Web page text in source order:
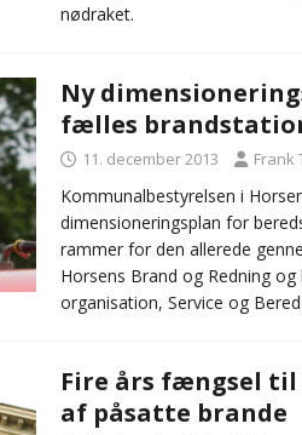
nødraket.
Ny
fælles
11. december 2013 Frank
Kommunalbestyrelsen i
dimensioneringsplan for
rammer for den allerede
Horsens Brand og Redning
organisation, Service og
Fire års fængsel
af påsatte brande